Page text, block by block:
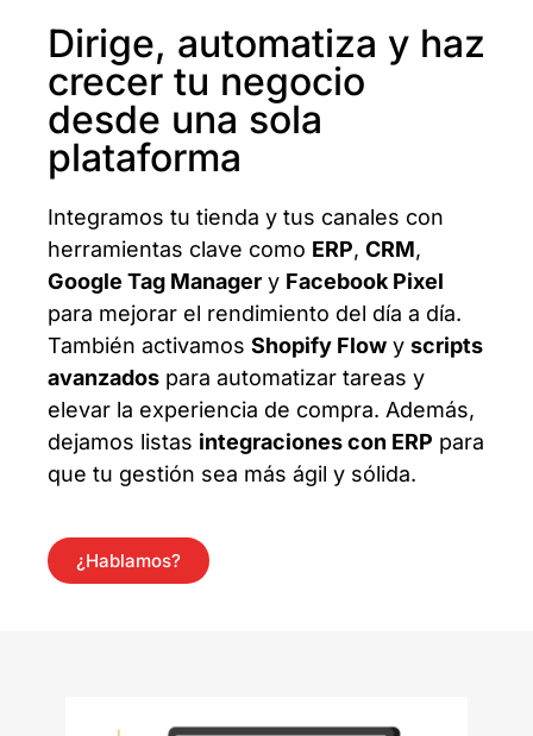
Dirige, automatiza y haz
crecer tu negocio
desde una sola
plataforma
Integramos tu tienda y tus canales con
herramientas clave como ERP, CRM,
Google Tag Manager y Facebook Pixel
para mejorar el rendimiento del día a día.
También activamos Shopify Flow y scripts
avanzados para automatizar tareas y
elevar la experiencia de compra. Además,
dejamos listas integraciones con ERP para
que tu gestión sea más ágil y sólida.
¿Hablamos?